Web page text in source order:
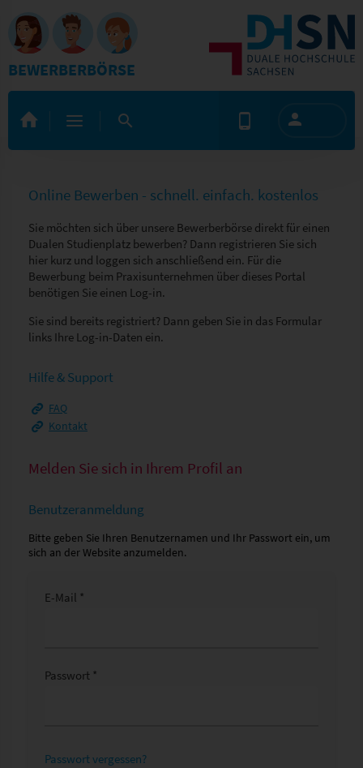
BEWERBERBÖRSE
Online Bewerben - schnell. einfach. kostenlos
Sie möchten sich über unsere Bewerberbörse direkt für einen
Dualen Studienplatz bewerben? Dann registrieren Sie sich
hier kurz und loggen sich anschließend ein. Für die
Bewerbung beim Praxisunternehmen über dieses Portal
benötigen Sie einen Log-in.
Sie sind bereits registriert? Dann geben Sie in das Formular
links Ihre Log-in-Daten ein.
Hilfe & Support
FAQ
Kontakt
Melden Sie sich in Ihrem Profil an
Benutzeranmeldung
Bitte geben Sie Ihren Benutzernamen und Ihr Passwort ein, um
sich an der Website anzumelden.
E-Mail *
Passwort *
Passwort vergessen?